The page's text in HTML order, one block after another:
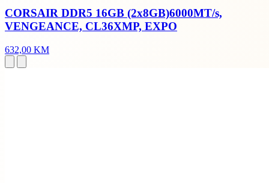
CORSAIR DDR5 16GB (2x8GB)6000MT/s,
VENGEANCE, CL36XMP, EXPO
632,00 KM